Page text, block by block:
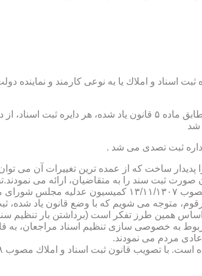
اسناد و املاك یا به نوعی كارمند و نماینده
۴۷ قانون سابق مندرج شده بود) تغییراتی را پدیدار ساخت كه از
ثبت سند را به متقاضیان، ارائه می
دفترخانه های اسناد رسمی، به سال ۱۳۰۷ باز می گردد. مطابق ماده ۱
متوجه می شویم كه با وضع قانون یاد
همین طرز تفكر است (برداشتن بار
مردم می نمودند.